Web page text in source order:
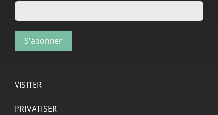
VISITER
PRIVATISER